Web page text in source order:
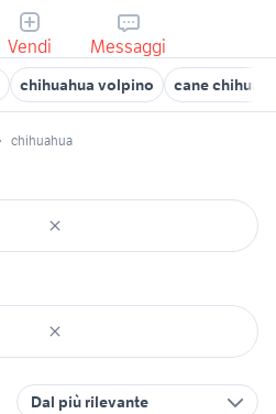
Vendi Messaggi
chihuahua volpino cane
chihuahua
Dal più rilevante